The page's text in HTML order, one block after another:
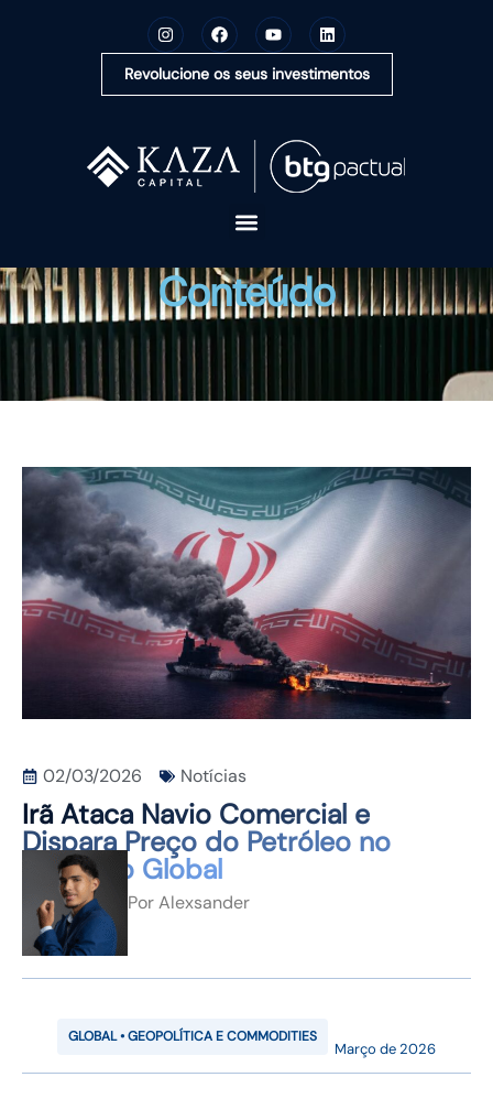
Revolucione os seus investimentos
A KAZA CAPITAL
SOLUÇÕES
MONTE SUA CARTEIRA
CONTEÚDOS
CONTATO
Conteúdo
02/03/2026 Notícias
Irã Ataca Navio Comercial e
Dispara Preço do Petróleo no
Mercado Global
PorAlexsander
GLOBAL • GEOPOLÍTICA E COMMODITIES
Março de 2026